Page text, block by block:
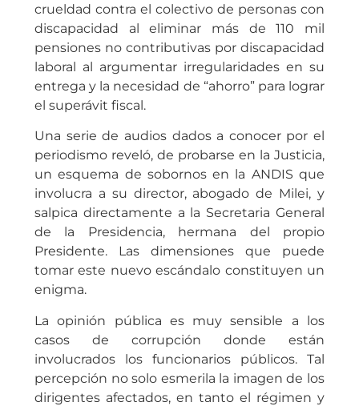
crueldad contra el colectivo de personas con
discapacidad al eliminar más de 110 mil
pensiones no contributivas por discapacidad
laboral al argumentar irregularidades en su
entrega y la necesidad de “ahorro” para lograr
el superávit fiscal.
Una serie de audios dados a conocer por el
periodismo reveló, de probarse en la Justicia,
un esquema de sobornos en la ANDIS que
involucra a su director, abogado de Milei, y
salpica directamente a la Secretaria General
de la Presidencia, hermana del propio
Presidente. Las dimensiones que puede
tomar este nuevo escándalo constituyen un
enigma.
La opinión pública es muy sensible a los
casos de corrupción donde están
involucrados los funcionarios públicos. Tal
percepción no solo esmerila la imagen de los
dirigentes afectados, en tanto el régimen y